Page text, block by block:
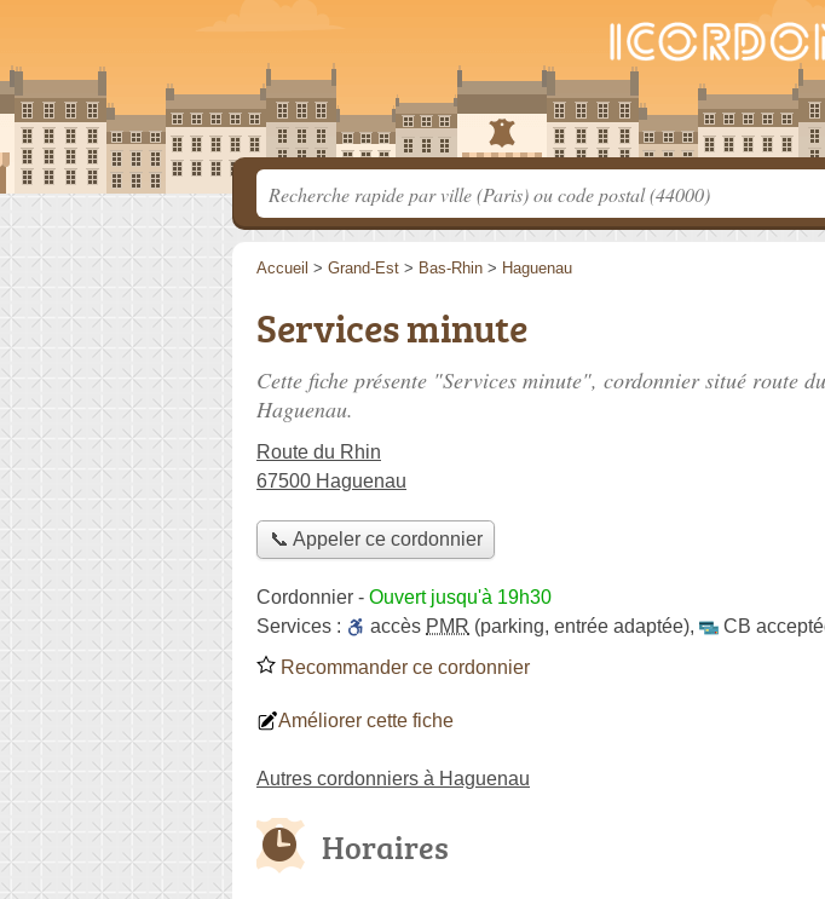
Accueil > Grand-Est > Bas-Rhin > Haguenau
Services minute
Cette fiche présente "Services minute", cordonnier situé route
Haguenau.
Route du Rhin
67500 Haguenau
📞 Appeler ce cordonnier
Cordonnier - Ouvert jusqu'à 19h30
Services :
accès PMR (parking, entrée adaptée),
CB
Recommander ce cordonnier
Améliorer cette fiche
Autres cordonniers à Haguenau
Horaires